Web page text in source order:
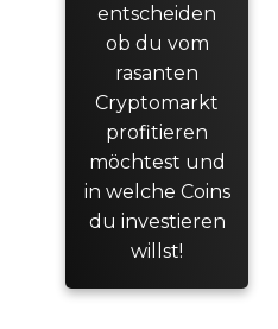
entscheiden
ob du vom
rasanten
Cryptomarkt
profitieren
möchtest und
in welche Coins
du investieren
willst!